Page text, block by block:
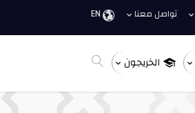
تواصل معنا EN
الخريجون